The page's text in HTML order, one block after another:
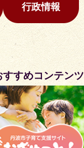
行政情報
すすめコンテンツ